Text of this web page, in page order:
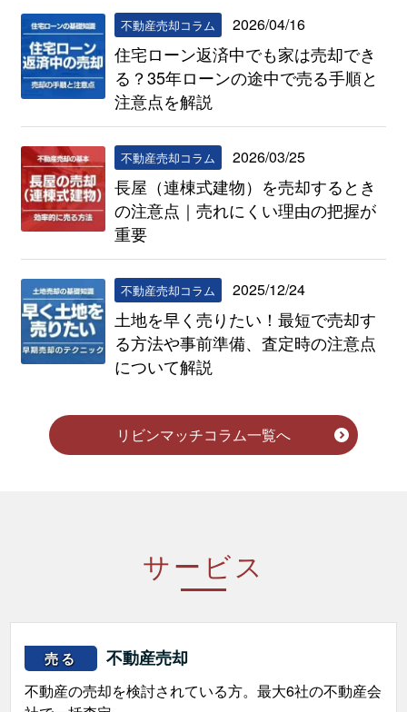
不動産売却コラム 2026/04/16
住宅ローン返済中でも家は売却でき
る？35年ローンの途中で売る手順と
注意点を解説
不動産売却コラム 2026/03/25
長屋（連棟式建物）を売却するとき
の注意点｜売れにくい理由の把握が
重要
不動産売却コラム 2025/12/24
土地を早く売りたい！最短で売却す
る方法や事前準備、査定時の注意点
について解説
リビンマッチコラム一覧へ
サービス
売る 不動産売却
不動産の売却を検討されている方。最大6社の不動産会